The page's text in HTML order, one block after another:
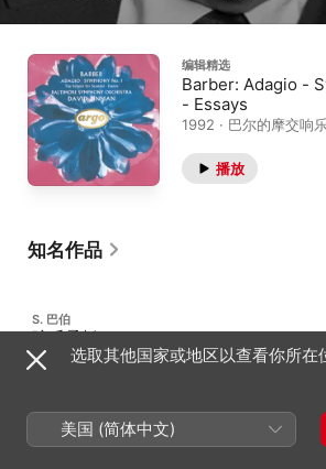
编辑精选
Barber: Adagio -
- Essays
1992 · 巴尔的摩交响
播放
知名作品
S. 巴伯
弦乐柔板
Op. 11a · 第一弦乐四重奏
S. 巴伯
选取其他国家或地区以查看你所在
美国 (简体中文)